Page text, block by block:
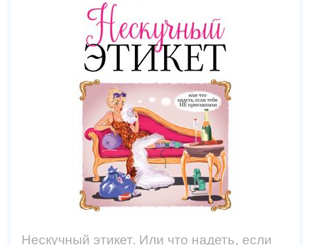
Нескучный этикет. Или что надеть, если